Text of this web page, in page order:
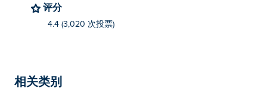
我可以在手机和电脑上玩《升级汽车》这款游戏
评分
4.4 (3,020 次投票)
相关类别